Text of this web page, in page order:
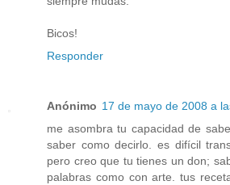
Bicos!
Responder
Anónimo 17 de mayo de 2008 a
me asombra tu capacidad de
saber como decirlo. es difícil
pero creo que tu tienes un don;
palabras como con arte. tus